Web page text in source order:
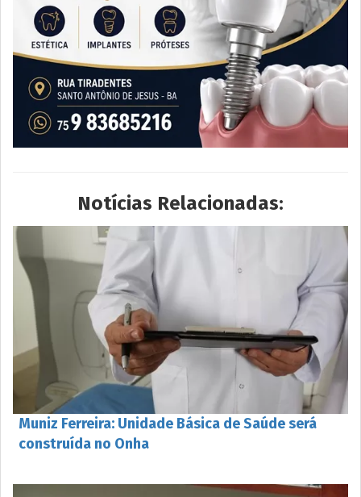
Notícias Relacionadas:
Muniz Ferreira: Unidade Básica de Saúde será
construída no Onha